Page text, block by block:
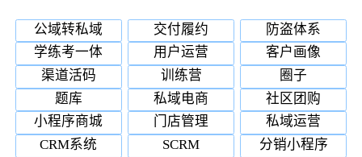
公域转私域 交付履约
防盗体系
学练考一体
用户运营
客户画像
渠道活码
训练营
圈子
题库
私域电商
社区团购
小程序商城
门店管理
私域运营
CRM系统
SCRM
分销小程序